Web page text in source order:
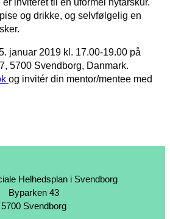
og drikke, og selvfølgelig en
januar 2019 kl. 17.00-19.00 på
5700 Svendborg, Danmark.
og invitér din mentor/mentee med
Helhedsplan i Svendborg
Byparken 43
5700 Svendborg